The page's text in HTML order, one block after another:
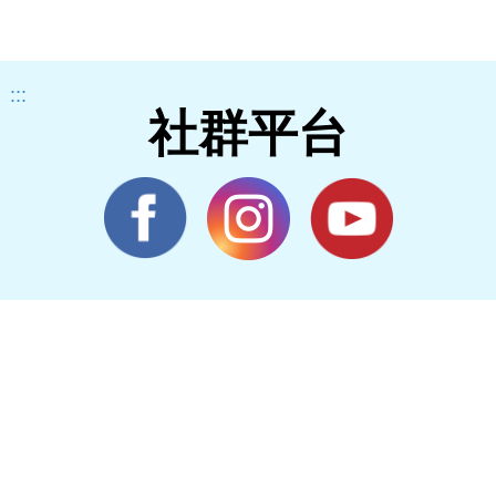
:::
社群平台